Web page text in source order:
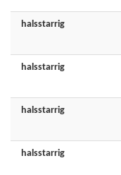
halsstarrig
halsstarrig
halsstarrig
halsstarrig